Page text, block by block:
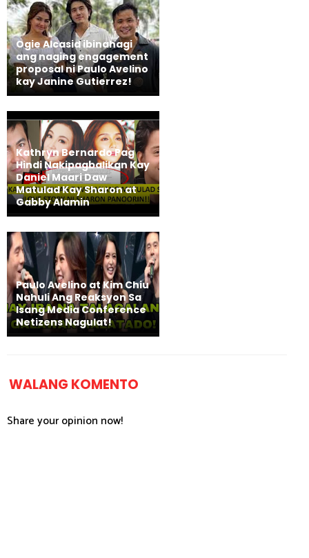
Ogie Alcasid ibinahagi
ang naging engagement
proposal ni Paulo Avelino
kay Janine Gutierrez!
Kathryn Bernardo Pag
Hindi Nakipagbalikan Kay
Daniel Maari Daw
Matulad Kay Sharon at
Gabby Alamin
Paulo Avelino at Kim Chiu
Nahuli Ang Reaksyon Sa
Isang Media Conference
Netizens Nagulat!
WALANG KOMENTO
Share your opinion now!